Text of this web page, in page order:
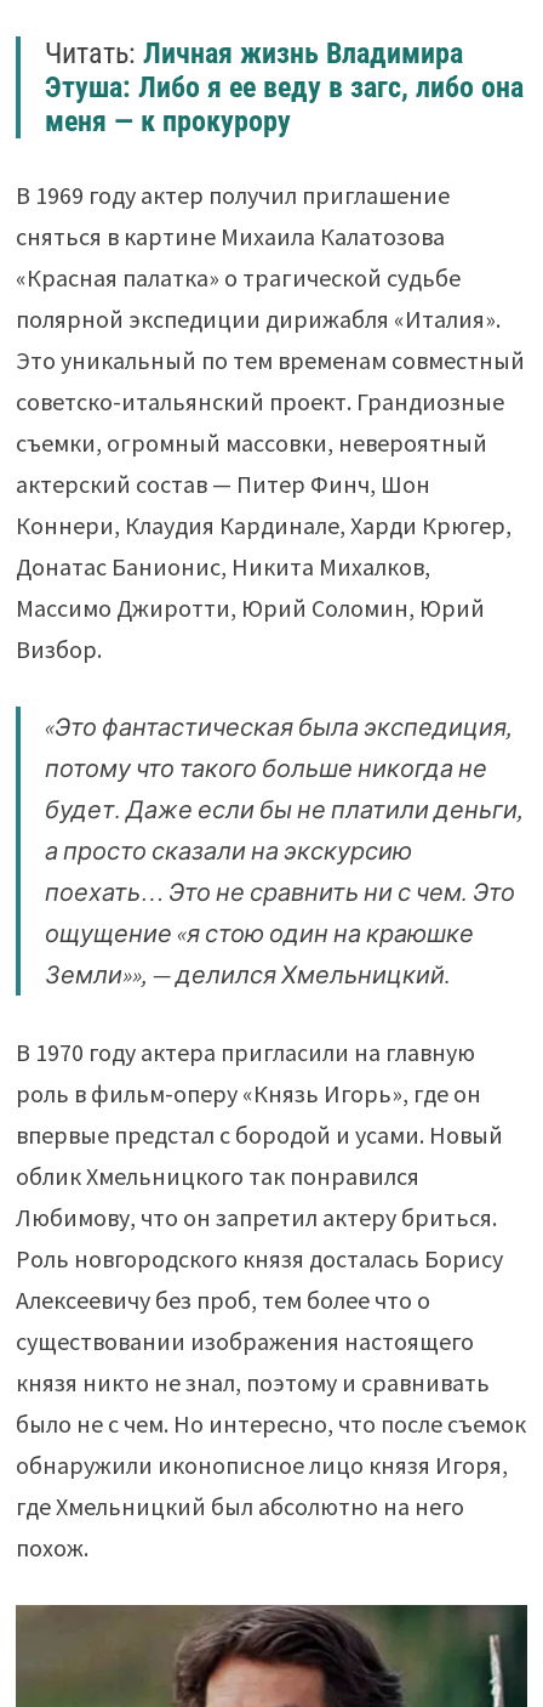
Читать: Личная жизнь Владимира
Этуша: Либо я ее веду в загс, либо она
меня — к прокурору
В 1969 году актер получил приглашение
сняться в картине Михаила Калатозова
«Красная палатка» о трагической судьбе
полярной экспедиции дирижабля «Италия».
Это уникальный по тем временам совместный
советско-итальянский проект. Грандиозные
съемки, огромный массовки, невероятный
актерский состав — Питер Финч, Шон
Коннери, Клаудия Кардинале, Харди Крюгер,
Донатас Банионис, Никита Михалков,
Массимо Джиротти, Юрий Соломин, Юрий
Визбор.
«Это фантастическая была экспедиция,
потому что такого больше никогда не
будет. Даже если бы не платили деньги,
а просто сказали на экскурсию
поехать… Это не сравнить ни с чем. Это
ощущение «я стою один на краюшке
Земли»», — делился Хмельницкий.
В 1970 году актера пригласили на главную
роль в фильм-оперу «Князь Игорь», где он
впервые предстал с бородой и усами. Новый
облик Хмельницкого так понравился
Любимову, что он запретил актеру бриться.
Роль новгородского князя досталась Борису
Алексеевичу без проб, тем более что о
существовании изображения настоящего
князя никто не знал, поэтому и сравнивать
было не с чем. Но интересно, что после съемок
обнаружили иконописное лицо князя Игоря,
где Хмельницкий был абсолютно на него
похож.